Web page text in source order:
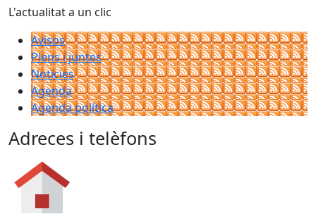
L'actualitat a un clic
Avisos
Plens i juntes
Noticies
Agenda
Agenda política
Adreces i telèfons